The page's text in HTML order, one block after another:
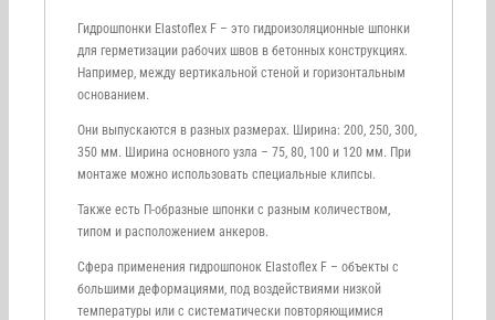
Гидрошпонки Elastoflex F – это гидроизоляционные шпонки
для герметизации рабочих швов в бетонных конструкциях.
Например, между вертикальной стеной и горизонтальным
основанием.
Они выпускаются в разных размерах. Ширина: 200, 250, 300,
350 мм. Ширина основного узла – 75, 80, 100 и 120 мм. При
монтаже можно использовать специальные клипсы.
Также есть П-образные шпонки с разным количеством,
типом и расположением анкеров.
Сфера применения гидрошпонок Elastoflex F – объекты с
большими деформациями, под воздействиями низкой
температуры или с систематически повторяющимися